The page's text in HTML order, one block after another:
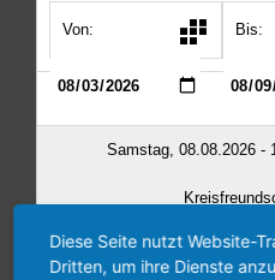
Diese Seite nutzt Website-
Dritten, um ihre Dienste